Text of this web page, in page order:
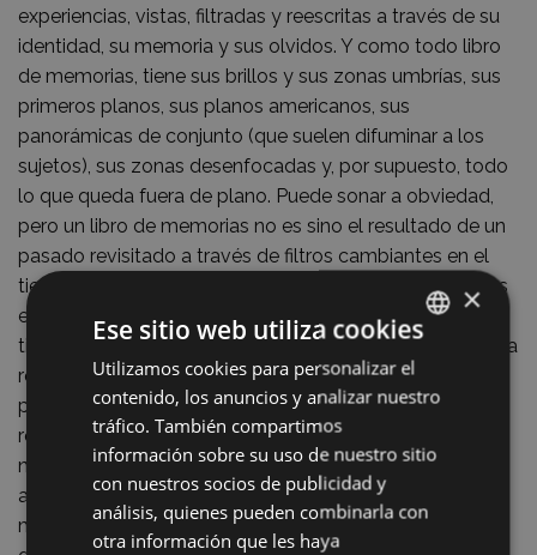
experiencias, vistas, filtradas y reescritas a través de su
identidad, su memoria y sus olvidos. Y como todo libro
de memorias, tiene sus brillos y sus zonas umbrías, sus
primeros planos, sus planos americanos, sus
panorámicas de conjunto (que suelen difuminar a los
sujetos), sus zonas desenfocadas y, por supuesto, todo
lo que queda fuera de plano. Puede sonar a obviedad,
pero un libro de memorias no es sino el resultado de un
pasado revisitado a través de filtros cambiantes en el
tiempo. Es, pues, menos el relato de lo que pasó, y más
el resultado del tiempo en el que se escribe, y del
tiempo pasado entre un momento y otro, que determina
recuerdos, olvidos, reelaboraciones. Y no sobre un
pasado cualquiera. Los pasados de guerra, violencia y
represión suelen reconstruirse, por sus propias
naturalezas, desde perspectivas más valorativas que
analíticas. La narración resultante suele ser así una
mirada al pasado, sobre el que se han depositado,
BASQUE
SPANISH
×
Ese sitio web utiliza cookies
Utilizamos cookies para personalizar el
contenido, los anuncios y analizar nuestro
tráfico. También compartimos
información sobre su uso de nuestro sitio
con nuestros socios de publicidad y
análisis, quienes pueden combinarla con
otra información que les haya